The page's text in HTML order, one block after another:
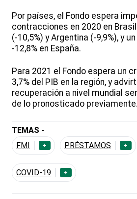
Por países, el Fondo espera
contracciones en 2020 en
(-10,5%) y Argentina (-9,9%), y
-12,8% en España.
Para 2021 el Fondo espera un
3,7% del PIB en la región, y
recuperación a nivel mundial
de lo pronosticado previamente.
TEMAS -
FMI
+ PRÉSTAMOS +
COVID-19 +